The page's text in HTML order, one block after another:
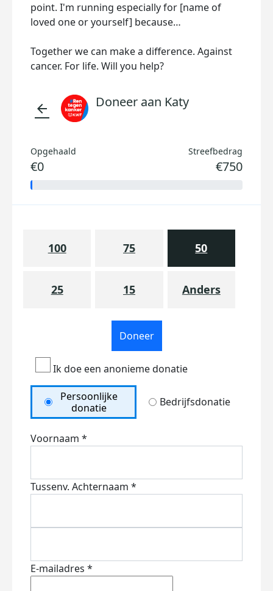
point. I'm running especially for [name of
loved one or yourself] because…
Together we can make a difference. Against
cancer. For life. Will you help?
arrow_back Doneer aan Katy
Opgehaald
€0
Streefbedrag
€750
100 75 50
25 15 Anders
Doneer
Ik doe een anonieme donatie
Persoonlijke
donatie
Bedrijfsdonatie
Voornaam *
Tussenv. Achternaam *
E-mailadres *